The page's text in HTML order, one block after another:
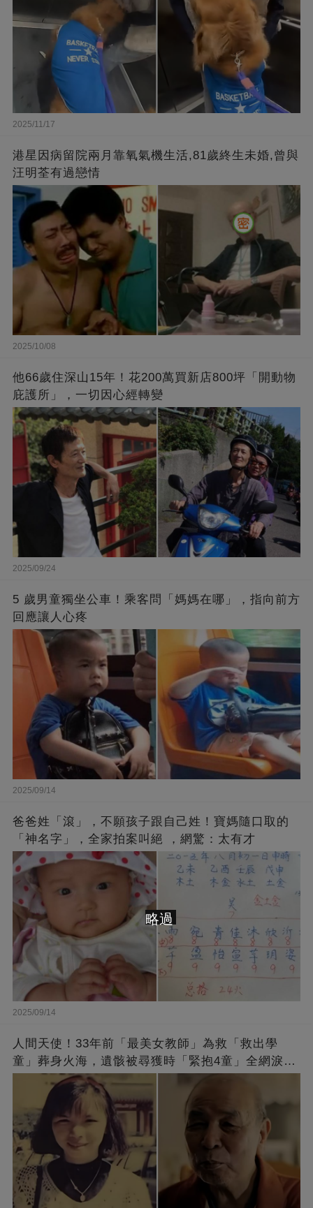
2025/11/17
港星因病留院兩月靠氧氣機生活,81歲終生未婚,曾與
汪明荃有過戀情
2025/10/08
他66歲住深山15年！花200萬買新店800坪「開動物
庇護所」，一切因心經轉變
2025/09/24
5 歲男童獨坐公車！乘客問「媽媽在哪」，指向前方
回應讓人心疼
2025/09/14
爸爸姓「滾」，不願孩子跟自己姓！寶媽隨口取的
「神名字」，全家拍案叫絕 ，網驚：太有才
2025/09/14
人間天使！33年前「最美女教師」為救「救出學
童」葬身火海，遺骸被尋獲時「緊抱4童」全網淚
崩：真正的英雄不該被遺忘
略過